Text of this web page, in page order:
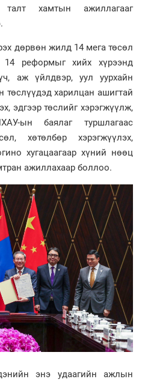
хамтын ажиллагааг
дөрвөн жилд 14 мега төсөл
14 реформыг хийх хүрээнд
аж үйлдвэр, уул уурхайн
төслүүдэд харилцан ашигтай
эдгээр төслийг хэрэгжүүлж,
ын баялаг туршлагаас
хөтөлбөр хэрэгжүүлэх,
хугацаагаар хүний нөөц
ажиллахаар боллоо.
энэ удаагийн ажлын